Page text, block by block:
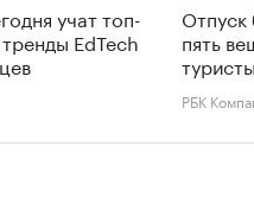
учат топ-
EdTech
пять
РБК